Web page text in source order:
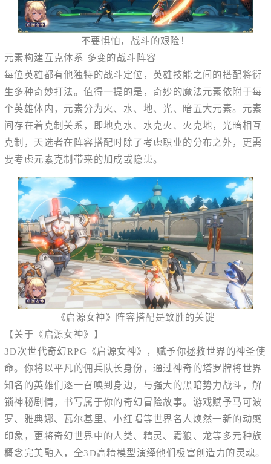
不要惧怕，战斗的艰险！
元素构建互克体系 多变的战斗阵容
每位英雄都有他独特的战斗定位，英雄技能之间的搭配将衍
生多种奇妙打法。值得一提的是，奇妙的魔法元素依附于每
个英雄体内，元素分为火、水、地、光、暗五大元素。元素
间存在着克制关系，即地克水、水克火、火克地，光暗相互
克制，天选者在阵容搭配时除了考虑职业的分布之外，更需
要考虑元素克制带来的加成或隐患。
《启源女神》阵容搭配是致胜的关键
【关于《启源女神》】
3D次世代奇幻RPG《启源女神》，赋予你拯救世界的神圣使
命。你将以平凡的佣兵队长身份，通过神奇的塔罗牌将世界
知名的英雄们逐一召唤到身边，与强大的黑暗势力战斗，解
锁神秘剧情，书写属于你的奇幻冒险故事。游戏赋予马可波
罗、雅典娜、瓦尔基里、小红帽等世界名人焕然一新的动感
印象，更将奇幻世界中的人类、精灵、霜狼、龙等多元种族
概念完美融入，全3D高精模型演绎他们极富创造力的灵魂。